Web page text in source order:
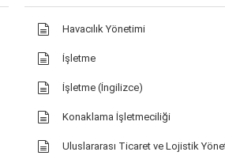
Havacılık Yönetimi
İşletme
İşletme (İngilizce)
Konaklama İşletmeciliği
Uluslararası Ticaret ve Lojistik